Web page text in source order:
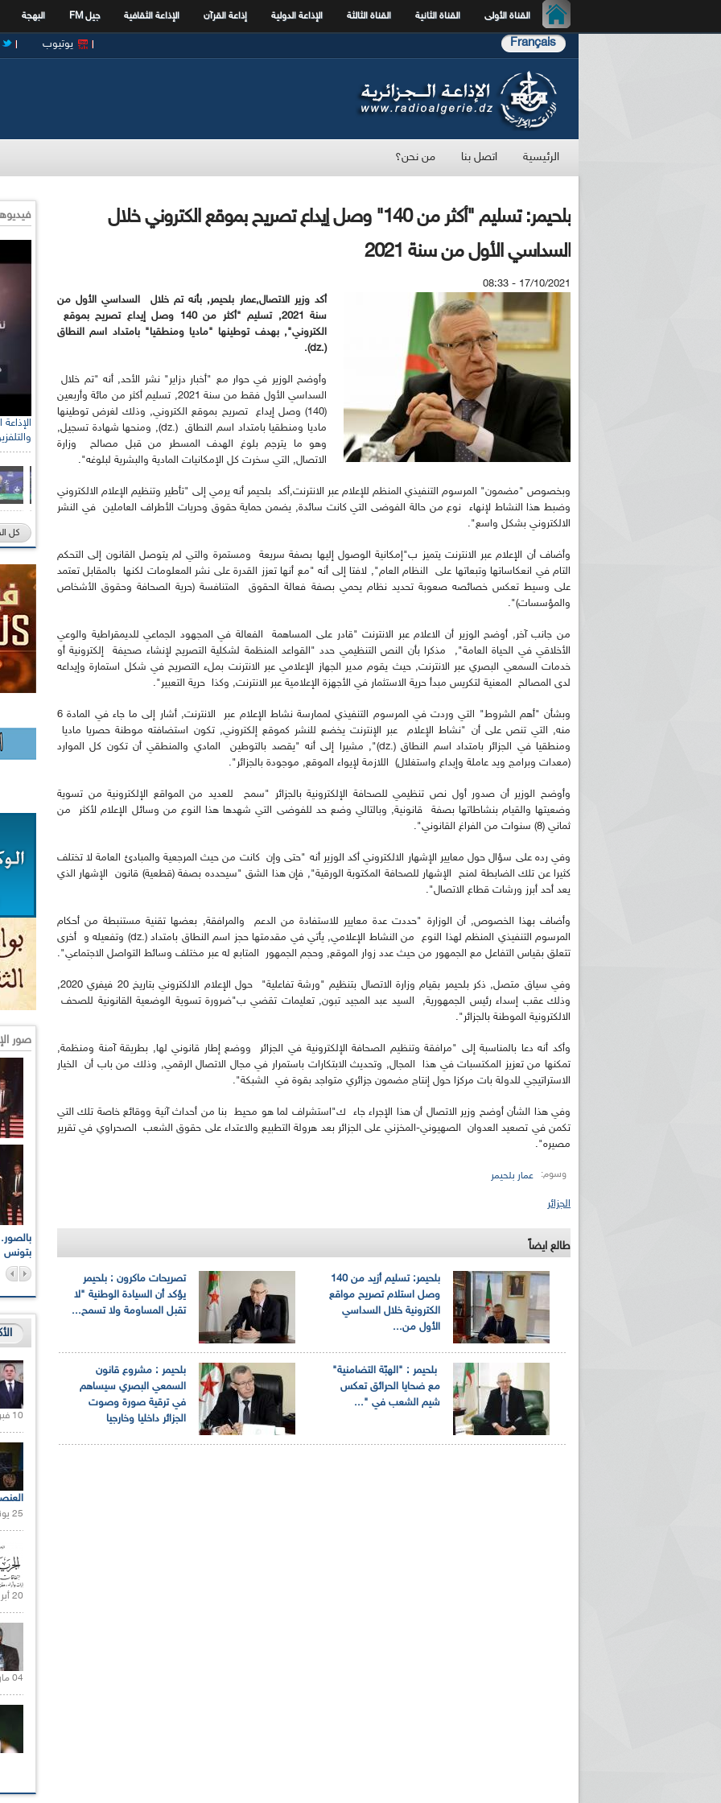
القناة الأولى القناة الثانية القناة الثالثة الإذاعة الدولية إذاعة القرآن الإذاعة الثقافية جيل FM البهجة
Français يوتيوب
الرئيسية اتصل بنا من نحن؟
بلحيمر: تسليم "أكثر من 140" وصل إيداع تصريح بموقع الكتروني خلال
السداسي الأول من سنة 2021
17/10/2021 - 08:33
أكد وزير الاتصال,عمار بلحيمر, بأنه تم خلال السداسي الأول من
سنة 2021, تسليم "أكثر من 140 وصل إيداع تصريح بموقع
الكتروني", بهدف توطينها "ماديا ومنطقيا" بامتداد اسم النطاق
(.dz).
وأوضح الوزير في حوار مع "أخبار دزاير" نشر الأحد, أنه "تم خلال
السداسي الأول فقط من سنة 2021, تسليم أكثر من مائة وأربعين
(140) وصل إيداع تصريح بموقع الكتروني, وذلك لغرض توطينها
ماديا ومنطقيا بامتداد اسم النطاق (.dz), ومنحها شهادة تسجيل,
وهو ما يترجم بلوغ الهدف المسطر من قبل مصالح وزارة
الاتصال, التي سخرت كل الإمكانيات المادية والبشرية لبلوغه".
وبخصوص "مضمون" المرسوم التنفيذي المنظم للإعلام عبر الانترنت,أكد بلحيمر أنه يرمي إلى "تأطير وتنظيم الإعلام الالكتروني
وضبط هذا النشاط لإنهاء نوع من حالة الفوضى التي كانت سائدة, يضمن حماية حقوق وحريات الأطراف العاملين في النشر
الالكتروني بشكل واسع".
وأضاف أن الإعلام عبر الانترنت يتميز ب"إمكانية الوصول إليها بصفة سريعة ومستمرة والتي لم يتوصل القانون إلى التحكم
التام في انعكاساتها وتبعاتها على النظام العام", لافتا إلى أنه "مع أنها تعزز القدرة على نشر المعلومات لكنها بالمقابل تعتمد
على وسيط تعكس خصائصه صعوبة تحديد نظام يحمي بصفة فعالة الحقوق المتنافسة (حرية الصحافة وحقوق الأشخاص
والمؤسسات)".
من جانب آخر, أوضح الوزير أن الاعلام عبر الانترنت "قادر على المساهمة الفعالة في المجهود الجماعي للديمقراطية والوعي
الأخلاقي في الحياة العامة", مذكرا بأن النص التنظيمي حدد "القواعد المنظمة لشكلية التصريح لإنشاء صحيفة إلكترونية أو
خدمات السمعي البصري عبر الانترنت, حيث يقوم مدير الجهاز الإعلامي عبر الانترنت بملء التصريح في شكل استمارة وإيداعه
لدى المصالح المعنية لتكريس مبدأ حرية الاستثمار في الأجهزة الإعلامية عبر الانترنت, وكذا حرية التعبير".
وبشأن "أهم الشروط" التي وردت في المرسوم التنفيذي لممارسة نشاط الإعلام عبر الانترنت, أشار إلى ما جاء في المادة 6
منه, التي تنص على أن "نشاط الإعلام عبر الإنترنت يخضع للنشر كموقع إلكتروني, تكون استضافته موطنة حصريا ماديا
ومنطقيا في الجزائر بامتداد اسم النطاق (.dz)", مشيرا إلى أنه "يقصد بالتوطين المادي والمنطقي أن تكون كل الموارد
(معدات وبرامج ويد عاملة وإبداع واستغلال) اللازمة لإيواء الموقع, موجودة بالجزائر".
وأوضح الوزير أن صدور أول نص تنظيمي للصحافة الإلكترونية بالجزائر "سمح للعديد من المواقع الإلكترونية من تسوية
وضعيتها والقيام بنشاطاتها بصفة قانونية, وبالتالي وضع حد للفوضى التي شهدها هذا النوع من وسائل الإعلام لأكثر من
ثماني (8) سنوات من الفراغ القانوني".
وفي رده على سؤال حول معايير الإشهار الالكتروني أكد الوزير أنه "حتى وإن كانت من حيث المرجعية والمبادئ العامة لا تختلف
كثيرا عن تلك الضابطة لمنح الإشهار للصحافة المكتوبة الورقية", فإن هذا الشق "سيحدده بصفة (قطعية) قانون الإشهار الذي
يعد أحد أبرز ورشات قطاع الاتصال".
وأضاف بهذا الخصوص, أن الوزارة "حددت عدة معايير للاستفادة من الدعم والمرافقة, بعضها تقنية مستنبطة من أحكام
المرسوم التنفيذي المنظم لهذا النوع من النشاط الإعلامي, يأتي في مقدمتها حجز اسم النطاق بامتداد (.dz) وتفعيله و أخرى
تتعلق بقياس التفاعل مع الجمهور من حيث عدد زوار الموقع, وحجم الجمهور المتابع له عبر مختلف وسائط التواصل الاجتماعي".
وفي سياق متصل, ذكر بلحيمر بقيام وزارة الاتصال بتنظيم "ورشة تفاعلية" حول الإعلام الالكتروني بتاريخ 20 فيفري 2020,
وذلك عقب إسداء رئيس الجمهورية, السيد عبد المجيد تبون, تعليمات تقضي ب"ضرورة تسوية الوضعية القانونية للصحف
الالكترونية الموطنة بالجزائر".
وأكد أنه دعا بالمناسبة إلى "مرافقة وتنظيم الصحافة الإلكترونية في الجزائر ووضع إطار قانوني لها, بطريقة آمنة ومنظمة,
تمكنها من تعزيز المكتسبات في هذا المجال, وتحديث الابتكارات باستمرار في مجال الاتصال الرقمي, وذلك من باب أن الخيار
الاستراتيجي للدولة بات مركزا حول إنتاج مضمون جزائري متواجد بقوة في الشبكة".
وفي هذا الشأن أوضح وزير الاتصال أن هذا الإجراء جاء ك"استشراف لما هو محيط بنا من أحداث آنية ووقائع خاصة تلك التي
تكمن في تصعيد العدوان الصهيوني-المخزني على الجزائر بعد هرولة التطبيع والاعتداء على حقوق الشعب الصحراوي في تقرير
مصيره".
وسوم: عمار بلحيمر
الجزائر
طالع ايضاً
تصريحات ماكرون : بلحيمر
يؤكد أن السيادة الوطنية "لا
تقبل المساومة ولا تسمح...
بلحيمر: تسليم أزيد من 140
وصل استلام تصريح مواقع
الكترونية خلال السداسي
الأول من...
بلحيمر : مشروع قانون
السمعي البصري سيساهم
في ترقية صورة وصوت
الجزائر داخليا وخارجيا
بلحيمر : "الهبّة التضامنية"
مع ضحايا الحرائق تعكس
شيم الشعب في "...
كل
صور
بتونس
الإذاعة الجزائرية للرياضيين البارالمبيين المتوجين
10 فبراير 2021 |
25 يونيو 2021 |
20 أبريل 2021 |
04 مارس 2020 |